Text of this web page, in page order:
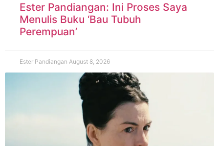
Ester Pandiangan: Ini Proses Saya
Menulis Buku ‘Bau Tubuh
Perempuan’
Ester Pandiangan August 8, 2026